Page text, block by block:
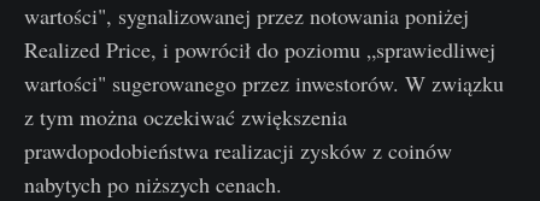
wartości", sygnalizowanej przez notowania poniżej
Realized Price, i powrócił do poziomu „sprawiedliwej
wartości" sugerowanego przez inwestorów. W związku
z tym można oczekiwać zwiększenia
prawdopodobieństwa realizacji zysków z coinów
nabytych po niższych cenach.